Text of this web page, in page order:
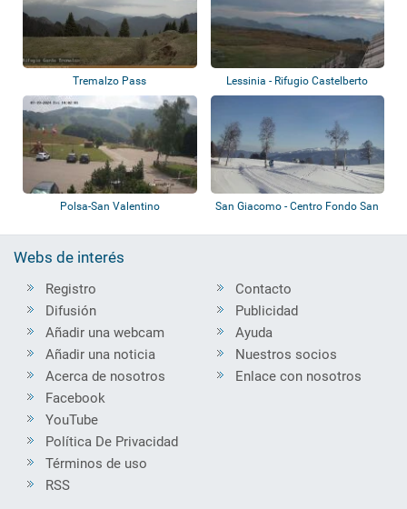
Tremalzo Pass Lessinia - Rifugio Castelberto
Polsa-San Valentino
San Giacomo - Centro Fondo San
Webs de interés
Registro
Difusión
Añadir una webcam
Añadir una noticia
Acerca de nosotros
Contacto
Publicidad
Ayuda
Nuestros socios
Enlace con nosotros
Facebook
YouTube
Política De Privacidad
Términos de uso
RSS